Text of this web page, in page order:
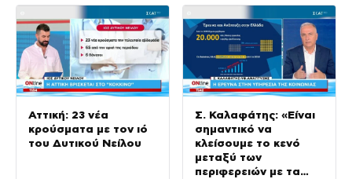
Αττική: 23 νέα
κρούσματα με τον ιό
του Δυτικού Νείλου
Σ. Καλαφάτης: «Είναι
σημαντικό να
κλείσουμε το κενό
μεταξύ των
περιφερειών με τα